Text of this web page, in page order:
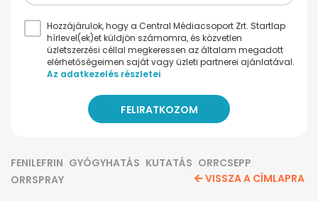
Hozzájárulok, hogy a Central Médiacsoport Zrt. Startlap
hírlevel(ek)et küldjön számomra, és közvetlen
üzletszerzési céllal megkeressen az általam megadott
elérhetőségeimen saját vagy üzleti partnerei ajánlatával.
Az adatkezelés részletei
FENILEFRIN GYÓGYHATÁS KUTATÁS ORRCSEPP
ORRSPRAY
VISSZA A CÍMLAPRA